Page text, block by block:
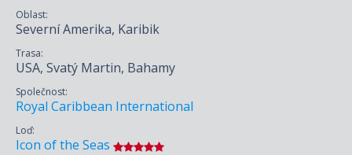
Oblast:
Severní Amerika, Karibik
Trasa:
USA, Svatý Martin, Bahamy
Společnost:
Royal Caribbean International
Loď:
Icon of the Seas